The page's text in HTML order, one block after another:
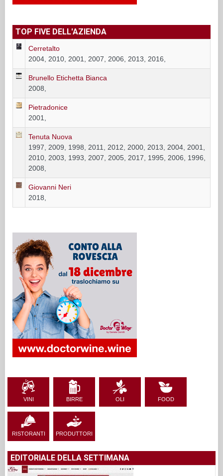
TOP FIVE DELL'AZIENDA
Cerretalto
2004, 2010, 2001, 2007, 2006, 2013, 2016,
Brunello Etichetta Bianca
2008,
Pietradonice
2001,
Tenuta Nuova
1997, 2009, 1998, 2011, 2012, 2000, 2013, 2004, 2001,
2010, 2003, 1993, 2007, 2005, 2017, 1995, 2006, 1996,
2008,
Giovanni Neri
2018,
VINI BIRRE OLI FOOD
RISTORANTI PRODUTTORI
EDITORIALE DELLA SETTIMANA